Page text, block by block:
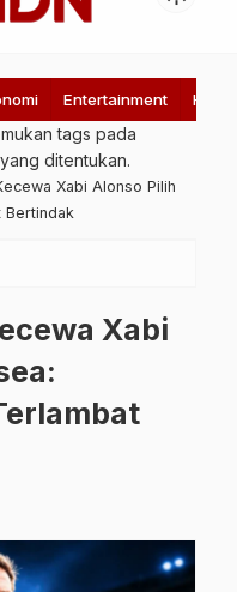
Entertainment
tags pada
ditentukan.
Xabi Alonso Pilih
Bertindak
Xabi